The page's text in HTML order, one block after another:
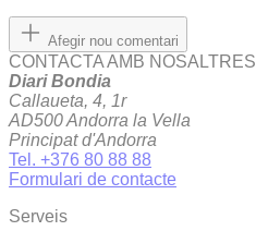
Afegir nou comentari
CONTACTA AMB NOSALTRES
Diari Bondia
Callaueta, 4, 1r
AD500 Andorra la Vella
Principat d'Andorra
Tel. +376 80 88 88
Formulari de contacte
Serveis